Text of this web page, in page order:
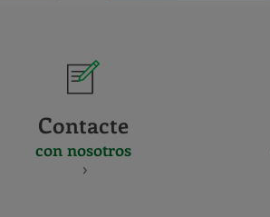
Contacte
con nosotros